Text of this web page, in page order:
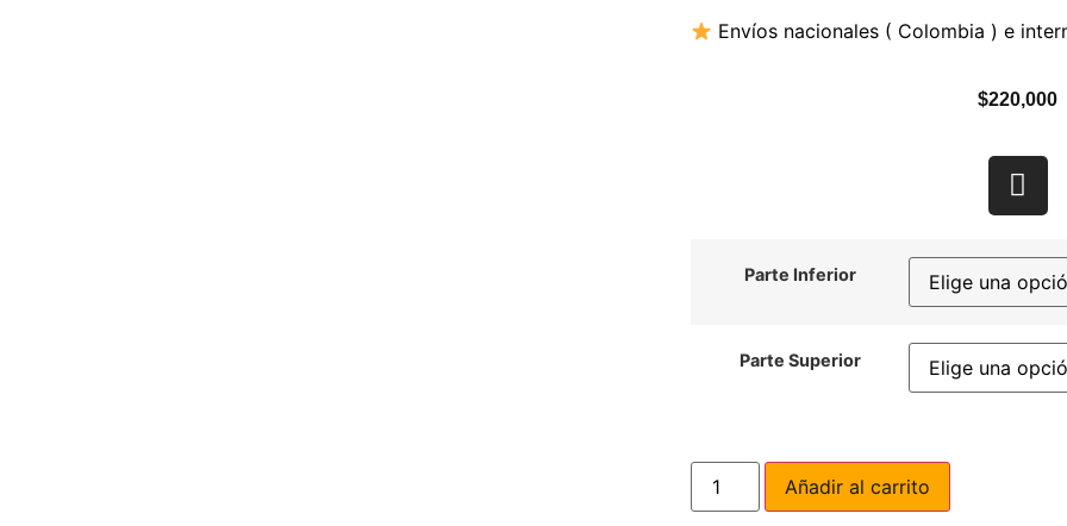
Envíos nacionales ( Colombia ) e
$220,000
Parte Inferior
Parte Superior
Añadir al carrito